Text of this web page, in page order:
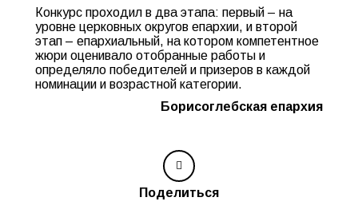
Конкурс проходил в два этапа: первый – на
уровне церковных округов епархии, и второй
этап – епархиальный, на котором компетентное
жюри оценивало отобранные работы и
определяло победителей и призеров в каждой
номинации и возрастной категории.
Борисоглебская епархия
Поделиться